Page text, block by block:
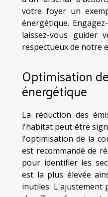
votre foyer un
énergétique.
laissez-vous guider
respectueux de notre
Optimisation
énergétique
La réduction des
l'habitat peut être
l'optimisation de la
est recommandé de
pour identifier les
est la plus élevée
inutiles. L'ajustement